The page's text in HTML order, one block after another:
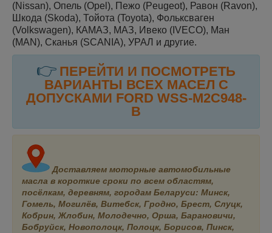
(Nissan), Опель (Opel), Пежо (Peugeot), Равон (Ravon),
Шкода (Skoda), Тойота (Toyota), Фольксваген
(Volkswagen), КАМАЗ, МАЗ, Ивеко (IVECO), Ман
(MAN), Сканья (SCANIA), УРАЛ и другие.
👉 ПЕРЕЙТИ И ПОСМОТРЕТЬ
ВАРИАНТЫ ВСЕХ МАСЕЛ С
ДОПУСКАМИ FORD WSS-M2C948-
B
Доставляем моторные автомобильные
масла в короткие сроки по всем областям,
посёлкам, деревням, городам Беларуси: Минск,
Гомель, Могилёв, Витебск, Гродно, Брест, Слуцк,
Кобрин, Жлобин, Молодечно, Орша, Барановичи,
Бобруйск, Новополоцк, Полоцк, Борисов, Пинск,